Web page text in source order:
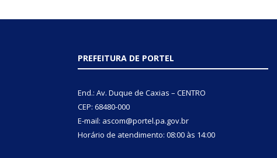
PREFEITURA DE PORTEL
End.: Av. Duque de Caxias – CENTRO
CEP: 68480-000
E-mail: ascom@portel.pa.gov.br
Horário de atendimento: 08:00 às 14:00